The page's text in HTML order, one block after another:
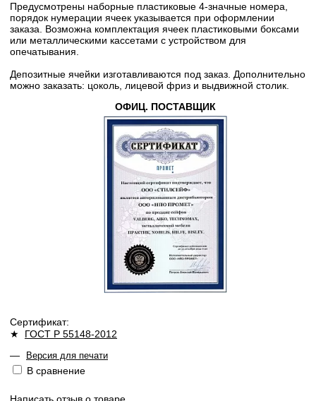
Предусмотрены наборные пластиковые 4-значные номера,
порядок нумерации ячеек указывается при оформлении
заказа. Возможна комплектация ячеек пластиковыми боксами
или металлическими кассетами с устройством для
опечатывания.
Депозитные ячейки изготавливаются под заказ. Дополнительно
можно заказать: цоколь, лицевой фриз и выдвижной столик.
ОФИЦ. ПОСТАВЩИК
Сертификат:
★ ГОСТ Р 55148-2012
—
Версия для печати
В сравнение